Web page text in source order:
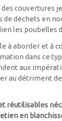
couvertures
de déchets en
les poubelles
à aborder et à
dans ce
aux
au détriment
réutilisables
en